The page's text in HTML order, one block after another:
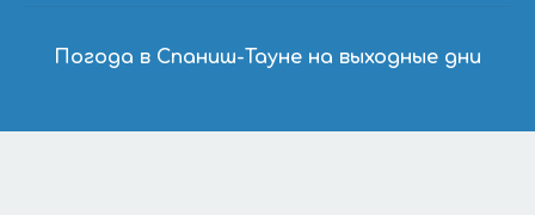
Погода в Спаниш-Тауне на выходные дни